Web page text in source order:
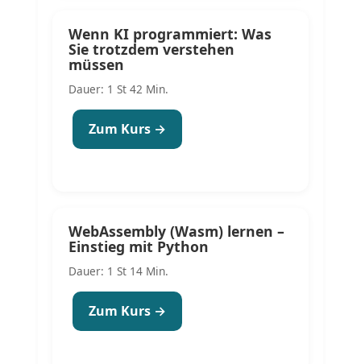
Wenn KI programmiert: Was
Sie trotzdem verstehen
müssen
Dauer: 1 St 42 Min.
Zum Kurs →
WebAssembly (Wasm) lernen –
Einstieg mit Python
Dauer: 1 St 14 Min.
Zum Kurs →